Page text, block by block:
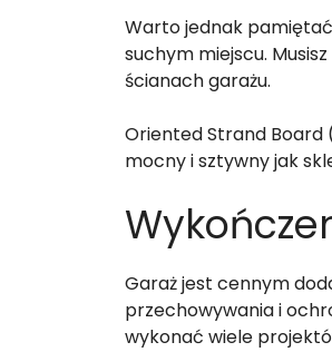
Warto jednak
suchym miejscu.
ścianach garażu.
Oriented Strand Board
mocny i sztywny jak
Garaż jest cennym
przechowywania i
wykonać wiele